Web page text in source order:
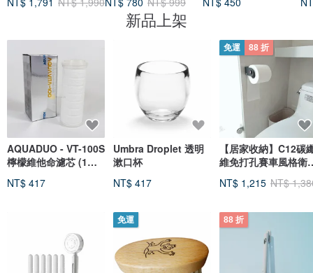
新品上架
AQUADUO - VT-100S
檸檬維他命濾芯 (1件
NT$ 417
Umbra Droplet 透明
漱口杯
NT$ 417
免運
免運 88 折
【居家收納】C12碳
維免打孔賽車風格衛
NT$ 1,215 NT$
88 折